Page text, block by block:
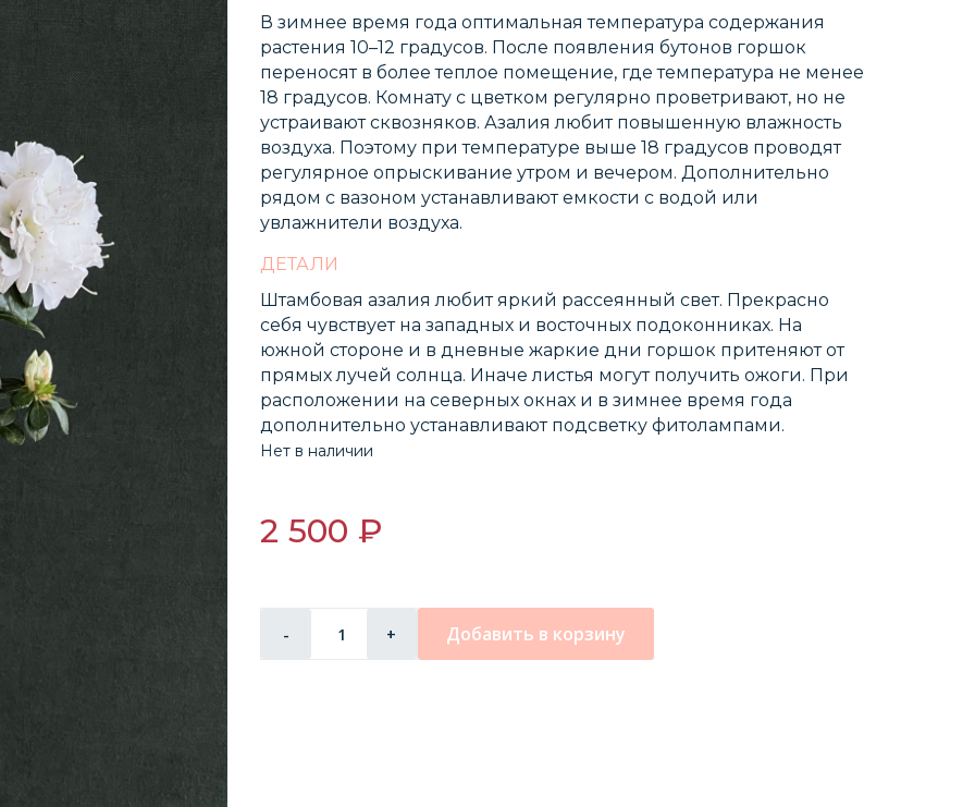
В зимнее время года оптимальная температура содержания
растения 10–12 градусов. После появления бутонов горшок
переносят в более теплое помещение, где температура не менее
18 градусов. Комнату с цветком регулярно проветривают, но не
устраивают сквозняков. Азалия любит повышенную влажность
воздуха. Поэтому при температуре выше 18 градусов проводят
регулярное опрыскивание утром и вечером. Дополнительно
рядом с вазоном устанавливают емкости с водой или
увлажнители воздуха.
ДЕТАЛИ
Штамбовая азалия любит яркий рассеянный свет. Прекрасно
себя чувствует на западных и восточных подоконниках. На
южной стороне и в дневные жаркие дни горшок притеняют от
прямых лучей солнца. Иначе листья могут получить ожоги. При
расположении на северных окнах и в зимнее время года
дополнительно устанавливают подсветку фитолампами.
Нет в наличии
2 500 ₽
- + Добавить в корзину